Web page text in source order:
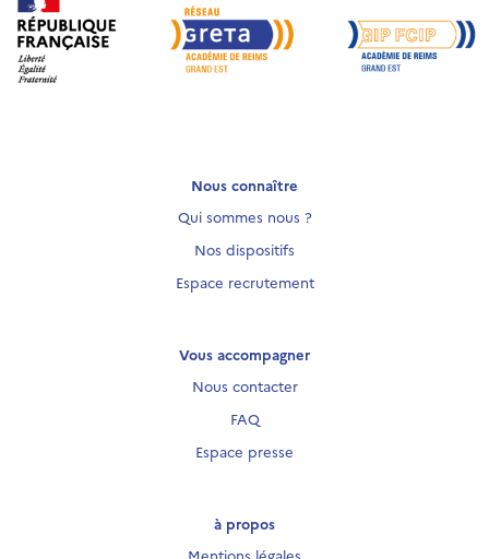
Nous connaître
Qui sommes nous ?
Nos dispositifs
Espace recrutement
Vous accompagner
Nous contacter
FAQ
Espace presse
à propos
Mentions légales